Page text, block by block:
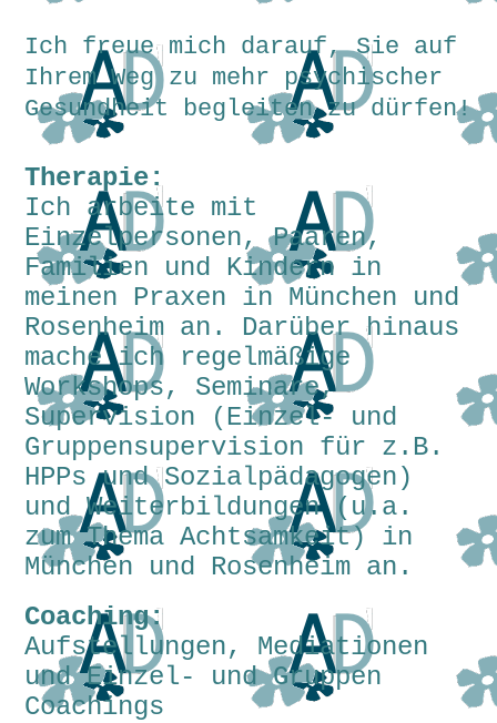
Ich freue mich darauf, Sie auf
Ihrem Weg zu mehr psychischer
Gesundheit begleiten zu dürfen!
Therapie:
Ich arbeite mit
Einzelpersonen, Paaren,
Familien und Kindern in
meinen Praxen in München und
Rosenheim an. Darüber hinaus
mache ich regelmäßige
Workshops, Seminare,
Supervision (Einzel- und
Gruppensupervision für z.B.
HPPs und Sozialpädagogen)
und Weiterbildungen (u.a.
zum Thema Achtsamkeit) in
München und Rosenheim an.
Coaching:
Aufstellungen, Mediationen
und Einzel- und Gruppen
Coachings